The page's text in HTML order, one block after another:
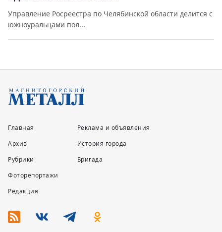
Управление Росреестра по Челябинской области делится с
южноуральцами пол...
Главная
Архив
Рубрики
Фоторепортажи
Редакция
Реклама и объявления
История города
Бригада